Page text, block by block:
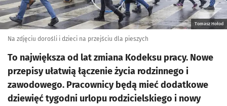
Tomasz Hołod
Na zdjęciu dorośli i dzieci na przejściu dla pieszych
To największa od lat zmiana Kodeksu pracy. Nowe
przepisy ułatwią łączenie życia rodzinnego i
zawodowego. Pracownicy będą mieć dodatkowe
dziewięć tygodni urlopu rodzicielskiego i nowy